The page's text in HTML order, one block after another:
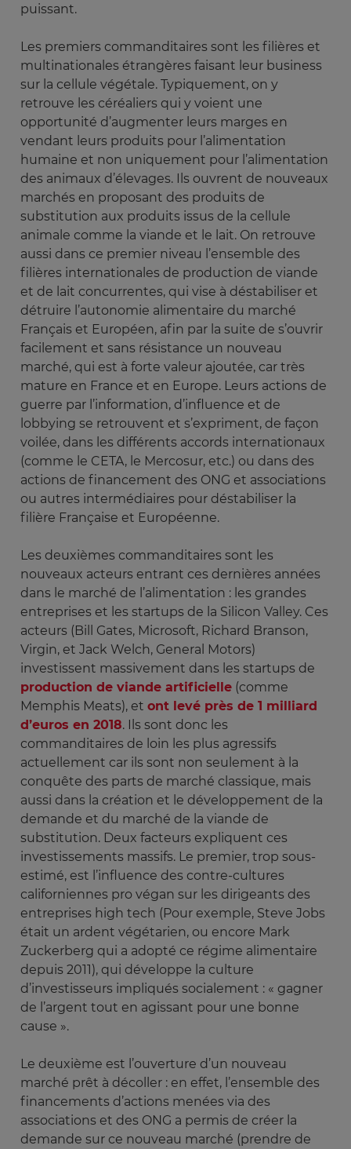
puissant.
Les premiers commanditaires sont les filières et
multinationales étrangères faisant leur business
sur la cellule végétale. Typiquement, on y
retrouve les céréaliers qui y voient une
opportunité d’augmenter leurs marges en
vendant leurs produits pour l’alimentation
humaine et non uniquement pour l’alimentation
des animaux d’élevages. Ils ouvrent de nouveaux
marchés en proposant des produits de
substitution aux produits issus de la cellule
animale comme la viande et le lait. On retrouve
aussi dans ce premier niveau l’ensemble des
filières internationales de production de viande
et de lait concurrentes, qui vise à déstabiliser et
détruire l’autonomie alimentaire du marché
Français et Européen, afin par la suite de s’ouvrir
facilement et sans résistance un nouveau
marché, qui est à forte valeur ajoutée, car très
mature en France et en Europe. Leurs actions de
guerre par l’information, d’influence et de
lobbying se retrouvent et s’expriment, de façon
voilée, dans les différents accords internationaux
(comme le CETA, le Mercosur, etc.) ou dans des
actions de financement des ONG et associations
ou autres intermédiaires pour déstabiliser la
filière Française et Européenne.
Les deuxièmes commanditaires sont les
nouveaux acteurs entrant ces dernières années
dans le marché de l’alimentation : les grandes
entreprises et les startups de la Silicon Valley. Ces
acteurs (Bill Gates, Microsoft, Richard Branson,
Virgin, et Jack Welch, General Motors)
investissent massivement dans les startups de
production de viande artificielle (comme
Memphis Meats), et ont levé près de 1 milliard
d’euros en 2018. Ils sont donc les
commanditaires de loin les plus agressifs
actuellement car ils sont non seulement à la
conquête des parts de marché classique, mais
aussi dans la création et le développement de la
demande et du marché de la viande de
substitution. Deux facteurs expliquent ces
investissements massifs. Le premier, trop sous-
estimé, est l’influence des contre-cultures
californiennes pro végan sur les dirigeants des
entreprises high tech (Pour exemple, Steve Jobs
était un ardent végétarien, ou encore Mark
Zuckerberg qui a adopté ce régime alimentaire
depuis 2011), qui développe la culture
d’investisseurs impliqués socialement : « gagner
de l’argent tout en agissant pour une bonne
cause ».
Le deuxième est l’ouverture d’un nouveau
marché prêt à décoller : en effet, l’ensemble des
financements d’actions menées via des
associations et des ONG a permis de créer la
demande sur ce nouveau marché (prendre de